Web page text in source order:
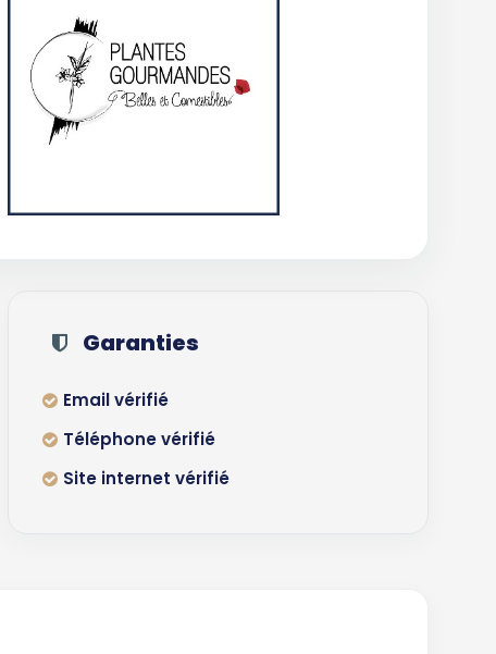
Garanties
Email vérifié
Téléphone vérifié
Site internet vérifié